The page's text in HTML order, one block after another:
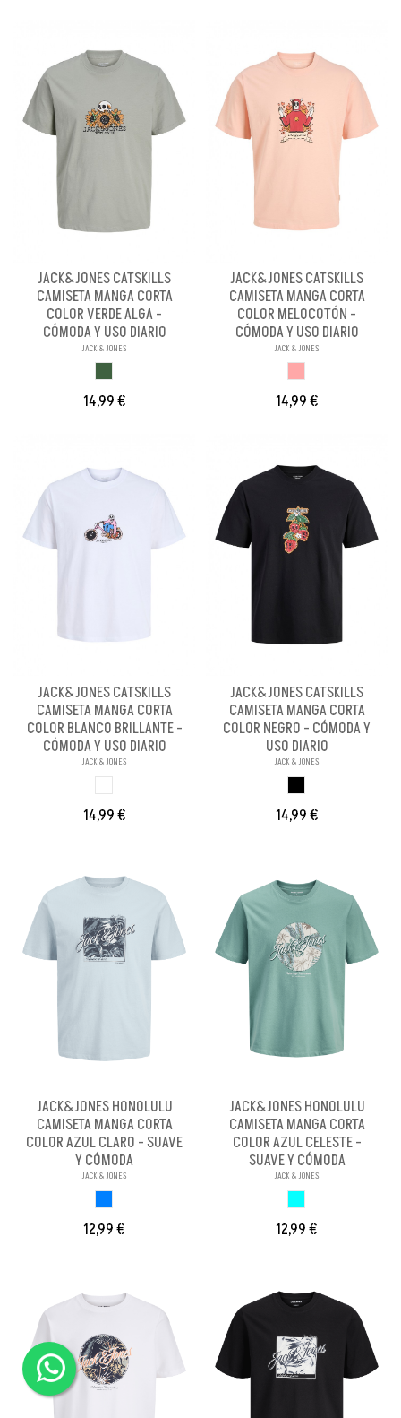
JACK&JONES CATSKILLS
CAMISETA MANGA CORTA
COLOR VERDE ALGA -
CÓMODA Y USO DIARIO
JACK & JONES
14,99 €
JACK&JONES CATSKILLS
CAMISETA MANGA CORTA
COLOR MELOCOTÓN -
CÓMODA Y USO DIARIO
JACK & JONES
14,99 €
JACK&JONES CATSKILLS
CAMISETA MANGA CORTA
COLOR BLANCO BRILLANTE -
CÓMODA Y USO DIARIO
JACK & JONES
14,99 €
JACK&JONES CATSKILLS
CAMISETA MANGA CORTA
COLOR NEGRO - CÓMODA Y
USO DIARIO
JACK & JONES
14,99 €
JACK&JONES HONOLULU
CAMISETA MANGA CORTA
COLOR AZUL CLARO - SUAVE
Y CÓMODA
JACK & JONES
12,99 €
JACK&JONES HONOLULU
CAMISETA MANGA CORTA
COLOR AZUL CELESTE -
SUAVE Y CÓMODA
JACK & JONES
12,99 €